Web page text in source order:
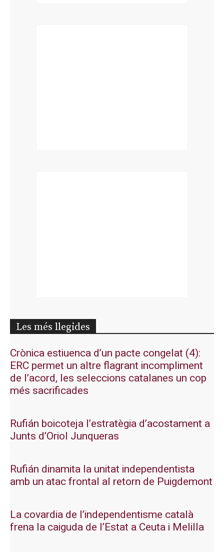
Les més llegides
Crònica estiuenca d’un pacte congelat (4):
ERC permet un altre flagrant incompliment
de l’acord, les seleccions catalanes un cop
més sacrificades
Rufián boicoteja l’estratègia d’acostament a
Junts d’Oriol Junqueras
Rufián dinamita la unitat independentista
amb un atac frontal al retorn de Puigdemont
La covardia de l’independentisme català
frena la caiguda de l’Estat a Ceuta i Melilla